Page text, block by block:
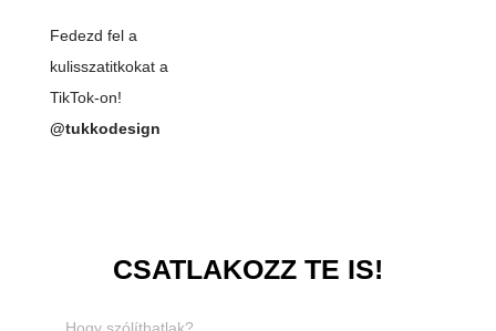
Fedezd fel a
kulisszatitkokat a
TikTok-on!
@tukkodesign
CSATLAKOZZ TE IS!